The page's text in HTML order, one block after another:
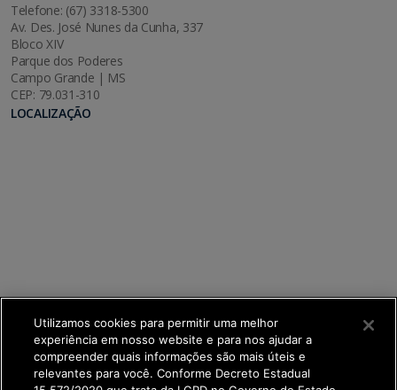
Telefone: (67) 3318-5300
Av. Des. José Nunes da Cunha, 337
Bloco XIV
Parque dos Poderes
Campo Grande | MS
CEP: 79.031-310
LOCALIZAÇÃO
Utilizamos cookies para permitir uma melhor
experiência em nosso website e para nos ajudar a
compreender quais informações são mais úteis e
relevantes para você. Conforme Decreto Estadual